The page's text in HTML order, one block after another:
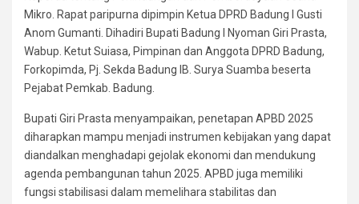
Mikro. Rapat paripurna dipimpin Ketua DPRD Badung I Gusti
Anom Gumanti. Dihadiri Bupati Badung I Nyoman Giri Prasta,
Wabup. Ketut Suiasa, Pimpinan dan Anggota DPRD Badung,
Forkopimda, Pj. Sekda Badung IB. Surya Suamba beserta
Pejabat Pemkab. Badung.
Bupati Giri Prasta menyampaikan, penetapan APBD 2025
diharapkan mampu menjadi instrumen kebijakan yang dapat
diandalkan menghadapi gejolak ekonomi dan mendukung
agenda pembangunan tahun 2025. APBD juga memiliki
fungsi stabilisasi dalam memelihara stabilitas dan